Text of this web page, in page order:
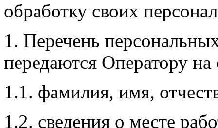
обработку своих
1. Перечень
передаются Оператору на
1.1. фамилия, имя,
1.2. сведения о месте